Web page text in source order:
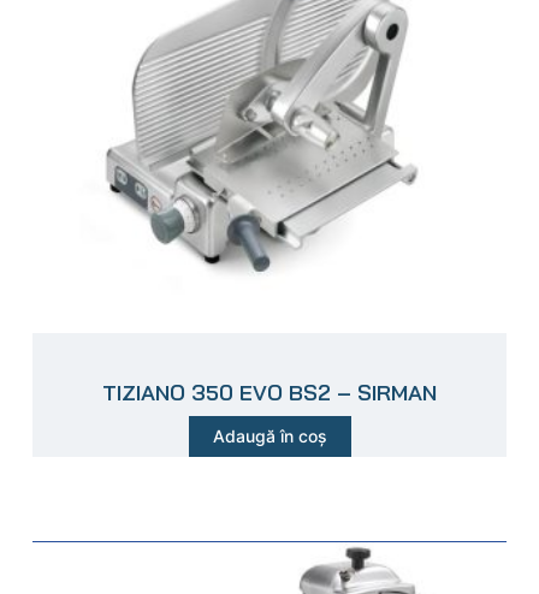
TIZIANO 350 EVO BS2 – SIRMAN
Adaugă în coș